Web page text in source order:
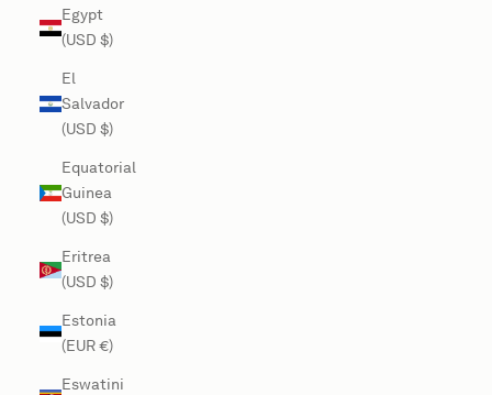
Egypt
(USD $)
El
Salvador
(USD $)
Equatorial
Guinea
(USD $)
Eritrea
(USD $)
Estonia
(EUR €)
Eswatini